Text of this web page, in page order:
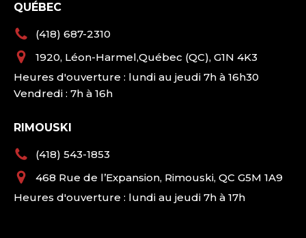
QUÉBEC
(418) 687-2310
1920, Léon-Harmel,Québec (QC), G1N 4K3
Heures d'ouverture : lundi au jeudi 7h à 16h30
Vendredi : 7h à 16h
RIMOUSKI
(418) 543-1853
468 Rue de l’Expansion, Rimouski, QC G5M 1A9
Heures d'ouverture : lundi au jeudi 7h à 17h